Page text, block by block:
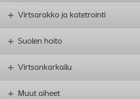
Virtsarakko ja katetrointi
Suolen hoito
Virtsankarkailu
Muut aiheet